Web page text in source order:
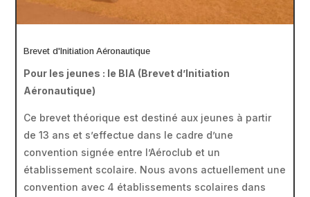
Brevet d'Initiation Aéronautique
Pour les jeunes : le BIA (Brevet d’Initiation
Aéronautique)
Ce brevet théorique est destiné aux jeunes à partir
de 13 ans et s’effectue dans le cadre d’une
convention signée entre l’Aéroclub et un
établissement scolaire. Nous avons actuellement une
convention avec 4 établissements scolaires dans